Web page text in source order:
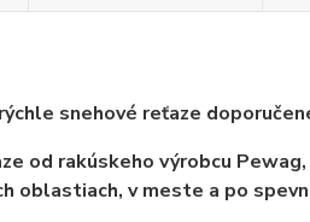
snehové reťaze
od rakúskeho výrobcu
oblastiach, v meste a po